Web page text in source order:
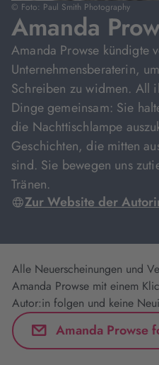
© Foto: Paul Smith Photography
Amanda
Amanda Prowse kündigte
Unternehmensberaterin,
Schreiben zu widmen. All
Dinge gemeinsam: Sie
die Nachttischlampe
Geschichten, die mitten
sind. Sie bewegen uns
Tränen.
Zur Website der
Alle Neuerscheinungen und
Amanda Prowse mit einem
Autor:in folgen und keine
Amanda Prowse